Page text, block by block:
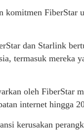
komitmen FiberStar
dan Starlink
termasuk mereka
oleh FiberStar
internet hingga
kerusakan